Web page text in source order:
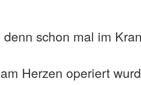
denn schon mal im
Herzen operiert